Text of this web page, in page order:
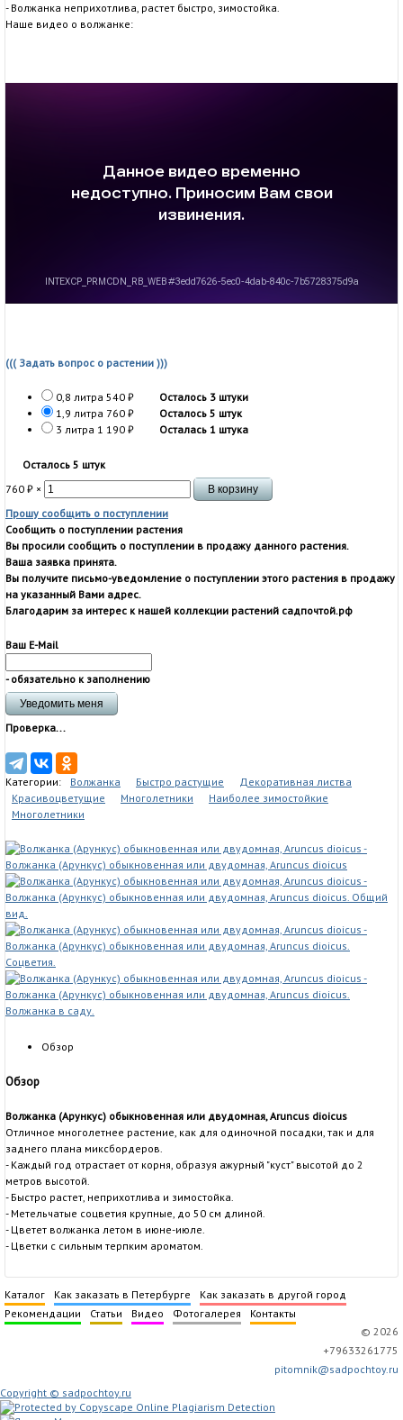
- Волжанка неприхотлива, растет быстро, зимостойка.
Наше видео о волжанке:
((( Задать вопрос о растении )))
0,8 литра 540 ₽
Осталось 3 штуки
1,9 литра 760 ₽
Осталось 5 штук
3 литра 1 190 ₽ Осталась 1 штука
Осталось 5 штук
760 ₽ ×
Прошу сообщить о поступлении
Сообщить о поступлении растения
Вы просили сообщить о поступлении в продажу данного растения.
Ваша заявка принята.
Вы получите письмо-уведомление о поступлении этого растения в продажу
на указанный Вами адрес.
Благодарим за интерес к нашей коллекции растений садпочтой.рф
Ваш E-Mail
- обязательно к заполнению
Проверка...
Категории: Волжанка Быстро растущие
Декоративная листва
Красивоцветущие
Многолетники
Наиболее зимостойкие
Многолетники
Обзор
Обзор
Волжанка (Арункус) обыкновенная или двудомная, Aruncus dioicus
Отличное многолетнее растение, как для одиночной посадки, так и для
заднего плана миксбордеров.
- Каждый год отрастает от корня, образуя ажурный "куст" высотой до 2
метров высотой.
- Быстро растет, неприхотлива и зимостойка.
- Метельчатые соцветия крупные, до 50 см длиной.
- Цветет волжанка летом в июне-июле.
- Цветки с сильным терпким ароматом.
Каталог Как заказать в Петербурге
Как заказать в другой город
Рекомендации
Статьи Видео Фотогалерея
Контакты
© 2026
+79633261775
pitomnik@sadpochtoy.ru
Copyright © sadpochtoy.ru